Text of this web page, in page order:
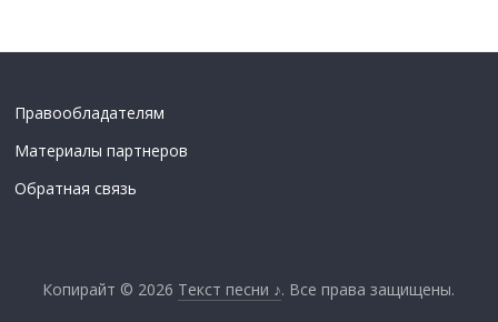
Правообладателям
Материалы партнеров
Обратная связь
Копирайт © 2026 Текст песни ♪. Все права защищены.